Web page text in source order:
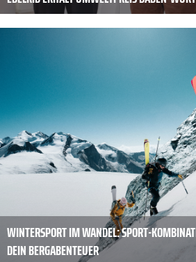
WINTERSPORT IM WANDEL: SPORT-
DEIN BERGABENTEUER